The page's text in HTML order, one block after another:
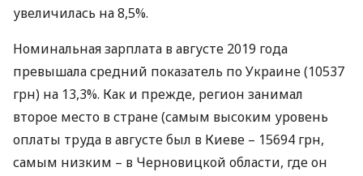
увеличилась на 8,5%.
Номинальная зарплата в августе 2019 года
превышала средний показатель по Украине (10537
грн) на 13,3%. Как и прежде, регион занимал
второе место в стране (самым высоким уровень
оплаты труда в августе был в Киеве – 15694 грн,
самым низким – в Черновицкой области, где он